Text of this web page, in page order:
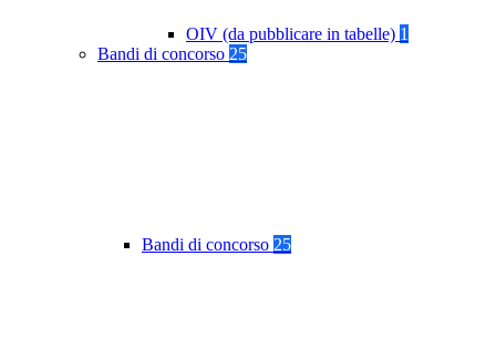
OIV (da pubblicare in tabelle) 1
Bandi di concorso 25
Bandi di concorso 25